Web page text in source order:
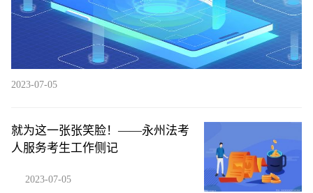
2023-07-05
就为这一张张笑脸！——永州法考
人服务考生工作侧记
2023-07-05